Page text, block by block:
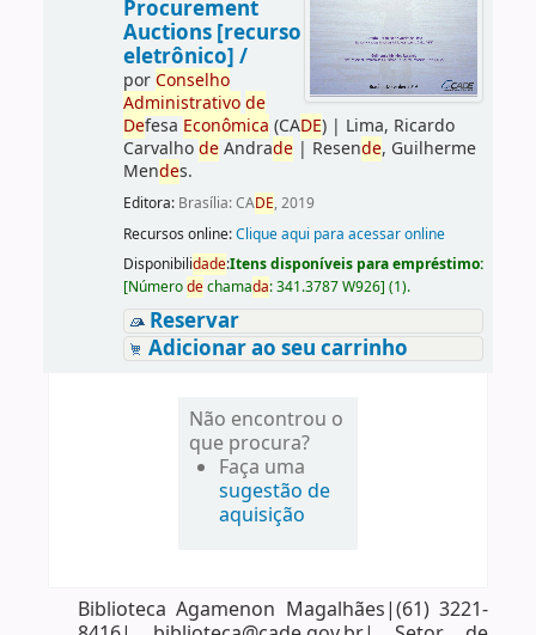
Procurement
Auctions [recurso
eletrônico] /
porConselho
Administrativo de
Defesa Econômica (CADE)| Lima, Ricardo
CarvalhodeAndrade| Resende, Guilherme
Mendes.
Editora: Brasília: CADE, 2019
Recursos online:Clique aqui para acessar online
Disponibilidade:Itens disponíveis para empréstimo:
[Númerodechamada:341.3787 W926] (1).
Reservar
Adicionar ao seu carrinho
Não encontrou o
que procura?
Faça uma
sugestão de
aquisição
Biblioteca Agamenon Magalhães|(61) 3221-